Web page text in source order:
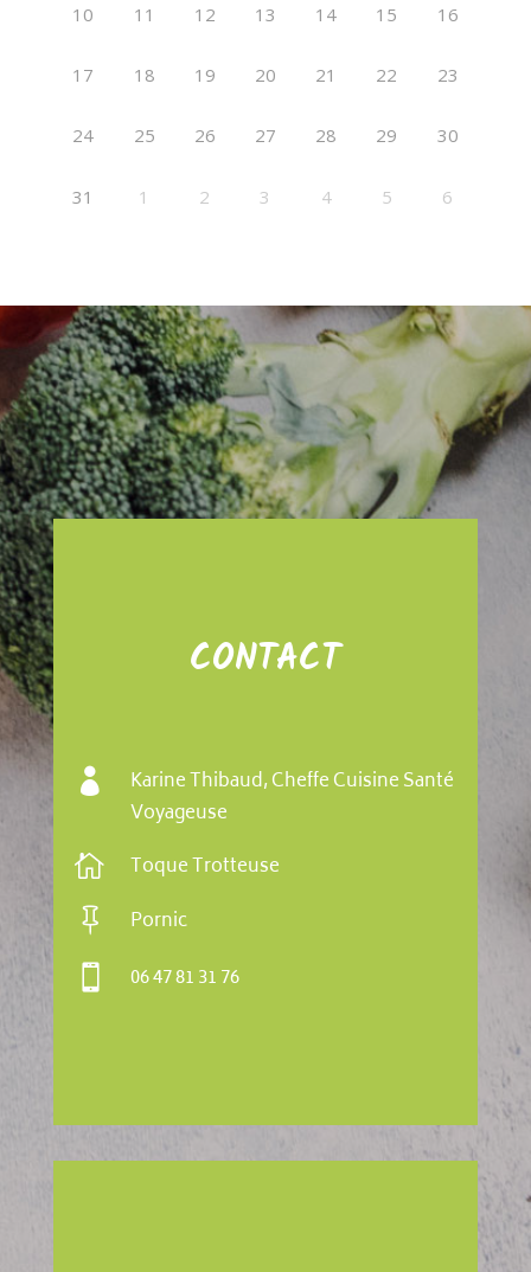
10 11 12 13 14 15 16
17 18 19 20 21 22 23
24 25 26 27 28 29 30
31 1 2 3 4 5 6
CONTACT

Karine Thibaud, Cheffe Cuisine Santé
Voyageuse
 Toque Trotteuse
 Pornic
 06 47 81 31 76